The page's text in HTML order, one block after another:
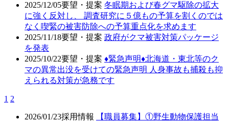
2025/12/05要望・提案 冬眠期および春グマ駆除の拡大
に強く反対し、 調査研究に５億もの予算を割くのでは
なく喫緊の被害防除への予算重点化を求めます
2025/11/18要望・提案 政府がクマ被害対策パッケージ
を発表
2025/10/22要望・提案 ♦️緊急声明♦️北海道・東北等のク
マの異常出没を受けての緊急声明 人身事故も捕殺も抑
えられる対策が急務です
1 2
2026/01/23採用情報
【職員募集】①野生動物保護担当